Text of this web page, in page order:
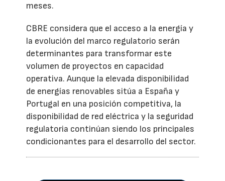
meses.
CBRE considera que el acceso a la energía y
la evolución del marco regulatorio serán
determinantes para transformar este
volumen de proyectos en capacidad
operativa. Aunque la elevada disponibilidad
de energías renovables sitúa a España y
Portugal en una posición competitiva, la
disponibilidad de red eléctrica y la seguridad
regulatoria continúan siendo los principales
condicionantes para el desarrollo del sector.